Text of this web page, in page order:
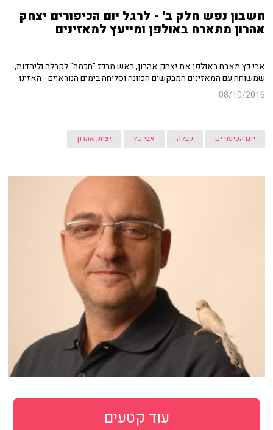
חשבון נפש חלק ב' - לרגל יום הכיפורים יצחק
אהרון מתארח באולפן ומייעץ למאזינים
אבי כץ מארח באולפן את יצחק אהרון, ראש מרכז "חכמה" לקבלה וליהדות,
שמשוחח עם המאזינים המבקשים הכוונה וסליחה בימים הנוראיים - האזינו
08/10/2016
יום הכיפורים קבלה אבי כץ יצחק אהרון
עוד קטעים